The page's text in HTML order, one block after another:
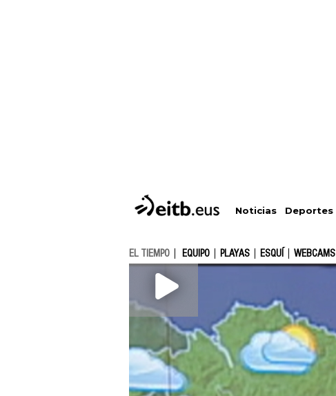
Noticias Deportes
EL TIEMPO EQUIPO PLAYAS ESQUÍ WEBCAMS